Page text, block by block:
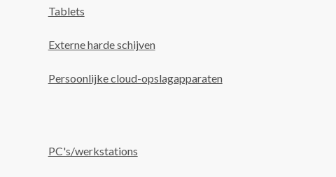
Tablets
Externe harde schijven
Persoonlijke cloud-opslagapparaten
PC's/werkstations